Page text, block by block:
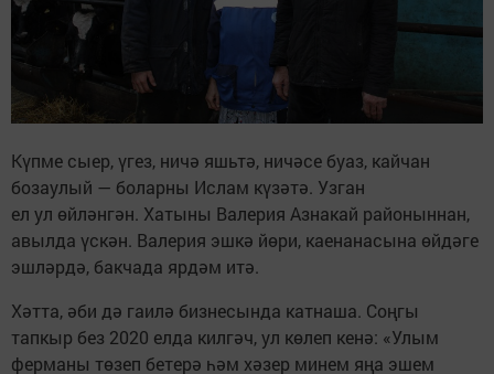
Күпме сыер, үгез, ничә яшьтә, ничәсе буаз, кайчан
бозаулый — боларны Ислам күзәтә. Узган
ел ул өйләнгән. Хатыны Валерия Азнакай районыннан,
авылда үскән. Валерия эшкә йөри, каенанасына өйдәге
эшләрдә, бакчада ярдәм итә.
Хәтта, әби дә гаилә бизнесында катнаша. Соңгы
тапкыр без 2020 елда килгәч, ул көлеп кенә: «Улым
ферманы төзеп бетерә һәм хәзер минем яңа эшем